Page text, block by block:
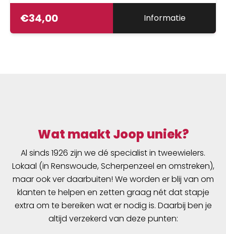
bevestigen en af te nemen, en desgewenst op
te vouwen. Uiteraard kun je de Map Case ook
€34,00 Informatie
Wat maakt Joop uniek?
Al sinds 1926 zijn we dé specialist in tweewielers.
Lokaal (in Renswoude, Scherpenzeel en omstreken),
maar ook ver daarbuiten! We worden er blij van om
klanten te helpen en zetten graag nét dat stapje
extra om te bereiken wat er nodig is. Daarbij ben je
altijd verzekerd van deze punten: